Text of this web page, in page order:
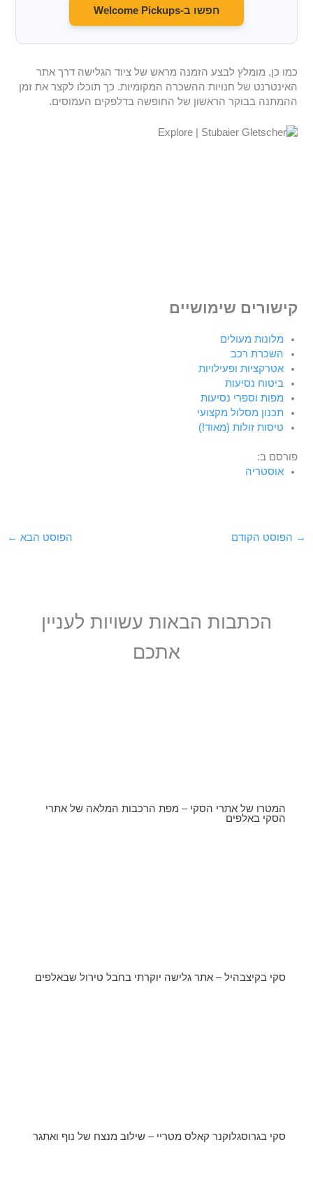
חפשו ב-Welcome Pickups
כמו כן, מומלץ לבצע הזמנה מראש של ציוד הגלישה דרך אתר
האינטרנט של חנויות ההשכרה המקומיות. כך תוכלו לקצר את זמן
ההמתנה בבוקר הראשון של החופשה בדלפקים העמוסים.
קישורים שימושיים
מלונות מעולים
השכרת רכב
אטרקציות ופעילויות
ביטוח נסיעות
מפות וספרי נסיעות
תכנון מסלול מקצועי
טיסות זולות (מאוד!)
פורסם ב:
אוסטריה
→ הפוסט הקודם הפוסט הבא ←
הכתבות הבאות עשויות לעניין
אתכם
המטרו של אתרי הסקי – מפת הרכבות המלאה של אתרי
הסקי באלפים
סקי בקיצבהיל – אתר גלישה יוקרתי בחבל טירול שבאלפים
סקי בגרוסגלוקנר קאלס מטריי – שילוב מנצח של נוף ואתגר